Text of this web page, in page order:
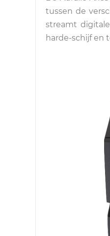
tussen de
streamt
harde-schijf en